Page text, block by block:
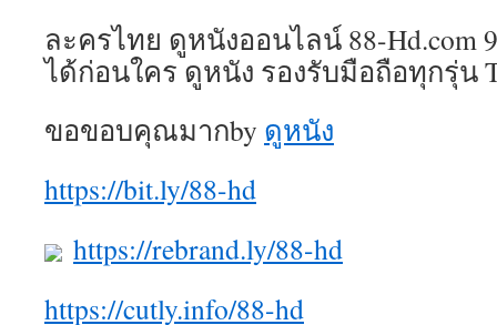
ละครไทย ดูหนังออนไลน์ 88-Hd.com 9
ได้ก่อนใคร ดูหนัง รองรับมือถือทุกรุ่น
ขอขอบคุณมากby ดูหนัง
https://bit.ly/88-hd
https://rebrand.ly/88-hd
https://cutly.info/88-hd